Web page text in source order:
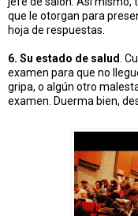
que le otorgan para
hoja de respuestas.
6. Su estado de salud .
examen para que no
gripa, o algún otro
examen. Duerma bien,